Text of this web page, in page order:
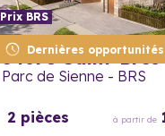
Dernières opportunités
Prix BRS
34670 Saint-Brès
Parc de Sienne - BRS
2 pièces à partir de